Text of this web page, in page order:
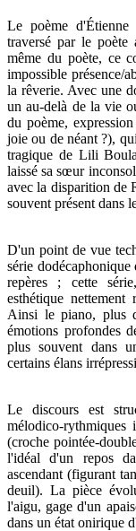
Le poème
traversé par le poète
même du poète, ce
impossible présence/
la rêverie. Avec une
un au-delà de la vie
du poème,
joie ou de néant ?),
tragique de Lili
laissé sa sœur
avec la disparition de
souvent présent dans
D'un point de vue
série
repères ; cette
esthétique
Ainsi le piano, plus
émotions profondes
plus souvent dans
certains élans
Le discours est
mélodico-rythmiques
(croche pointée-
l'idéal d'un repos
ascendant (figurant
deuil). La pièce
l'aigu, gage d'un
dans un état onirique